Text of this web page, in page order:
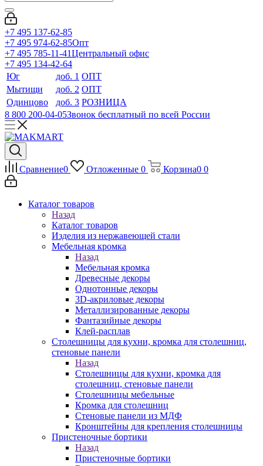
+7 495 137-62-85
+7 495 974-62-85Опт
+7 495 785-11-41Центральный офис
+7 495 134-42-64
Юг
доб. 1 ОПТ
Мытищи
доб. 2 ОПТ
Одинцово
доб. 3 РОЗНИЦА
8 800 200-04-05Звонок бесплатный по всей России
Сравнение0 Отложенные 0 Корзина0 0
Каталог товаров
Назад
Каталог товаров
Изделия из нержавеющей стали
Мебельная кромка
Назад
Мебельная кромка
Древесные декоры
Однотонные декоры
3D-акриловые декоры
Металлизированные декоры
Фантазийные декоры
Клей-расплав
Столешницы для кухни, кромка для столешниц,
стеновые панели
Назад
Столешницы для кухни, кромка для
столешниц, стеновые панели
Столешницы мебельные
Кромка для столешниц
Стеновые панели из МДФ
Кронштейны для крепления столешницы
Пристеночные бортики
Назад
Пристеночные бортики